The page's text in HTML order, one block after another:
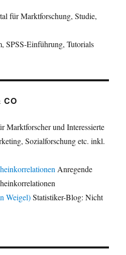
für Marktforschung, Studie,
SPSS-Einführung, Tutorials
CO
Marktforscher und Interessierte
Sozialforschung etc. inkl.
Anregende
Weigel)Statistiker-Blog: Nicht